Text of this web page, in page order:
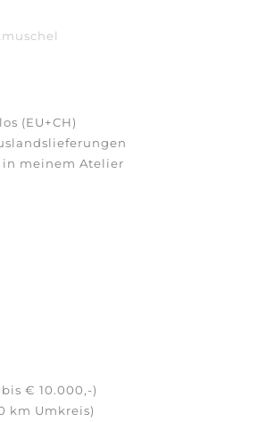
(EU+CH)
in meinem Atelier
€ 10.000,-)
km Umkreis)